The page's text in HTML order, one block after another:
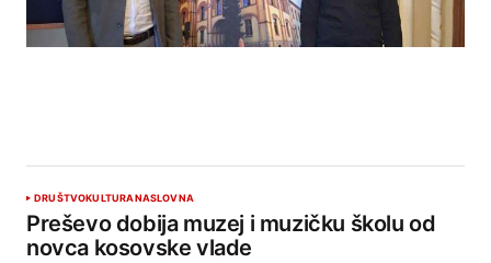
DRUŠTVOKULTURANASLOVNA
Preševo dobija muzej i muzičku školu od
novca kosovske vlade